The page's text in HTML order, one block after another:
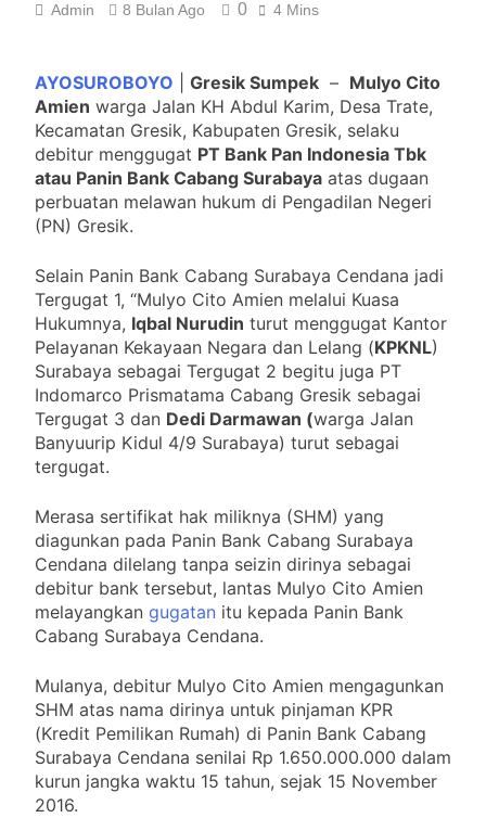
ditetapkan Tersangka
2 Minggu Ago
Medan Tuntungan Siagakan
Personel di Sejumlah SPBU
4 Minggu Ago
Warga Karo Minta Kapolda
Sumut Turun Tangan “Judi
Tembak Ikan dan Narkoba
Diduga Menggila
2 Bulan Ago
Razia THM, Vegas Steril
Narkoba “PPMSU Dukung Penuh
Kapolrestabes Medan, Warga
Soroti Maraknya Begal dan Geng
Motor
3 Bulan Ago
Giat Formalitas Jatim dalam
Penanaman Mangrove” Sontoh
Laut
3 Bulan Ago
SPBU 11.252.501 Padang
Disorot Tim Investigasi Media
Diduga Layani Pelangsir
3 Bulan Ago
Bumiarjo 2026
3 Bulan Ago
Mesin Judi Tembak Ikan Kembali
Beroperasi, Kapolres Karo AKBP
Pebriandi Haloho Belum Serius
Berantas Perjudian
4 Bulan Ago
KOBIN, Inovasi Ditbinmas Polda
Jatim, Hadir dalam Apel
2026Tradisi Halal Bihalal Warga
RT03 Bumiarjo
4 Bulan Ago
Berlinta Sembiring
Sampaikan Pesan Makna
Admin 8 Bulan Ago 0 4 Mins
AYOSUROBOYO Gresik Sumpek – Mulyo Cito
Amien warga Jalan KH Abdul Karim, Desa Trate,
Kecamatan Gresik, Kabupaten Gresik, selaku
debitur menggugat PT Bank Pan Indonesia Tbk
atau Panin Bank Cabang Surabaya atas dugaan
perbuatan melawan hukum di Pengadilan Negeri
(PN) Gresik.
Selain Panin Bank Cabang Surabaya Cendana jadi
Tergugat 1, “Mulyo Cito Amien melalui Kuasa
Hukumnya, Iqbal Nurudin turut menggugat Kantor
Pelayanan Kekayaan Negara dan Lelang (KPKNL)
Surabaya sebagai Tergugat 2 begitu juga PT
Indomarco Prismatama Cabang Gresik sebagai
Tergugat 3 dan Dedi Darmawan (warga Jalan
Banyuurip Kidul 4/9 Surabaya) turut sebagai
tergugat.
Merasa sertifikat hak miliknya (SHM) yang
diagunkan pada Panin Bank Cabang Surabaya
Cendana dilelang tanpa seizin dirinya sebagai
debitur bank tersebut, lantas Mulyo Cito Amien
melayangkan gugatan itu kepada Panin Bank
Cabang Surabaya Cendana.
Mulanya, debitur Mulyo Cito Amien mengagunkan
SHM atas nama dirinya untuk pinjaman KPR
(Kredit Pemilikan Rumah) di Panin Bank Cabang
Surabaya Cendana senilai Rp 1.650.000.000 dalam
kurun jangka waktu 15 tahun, sejak 15 November
2016.